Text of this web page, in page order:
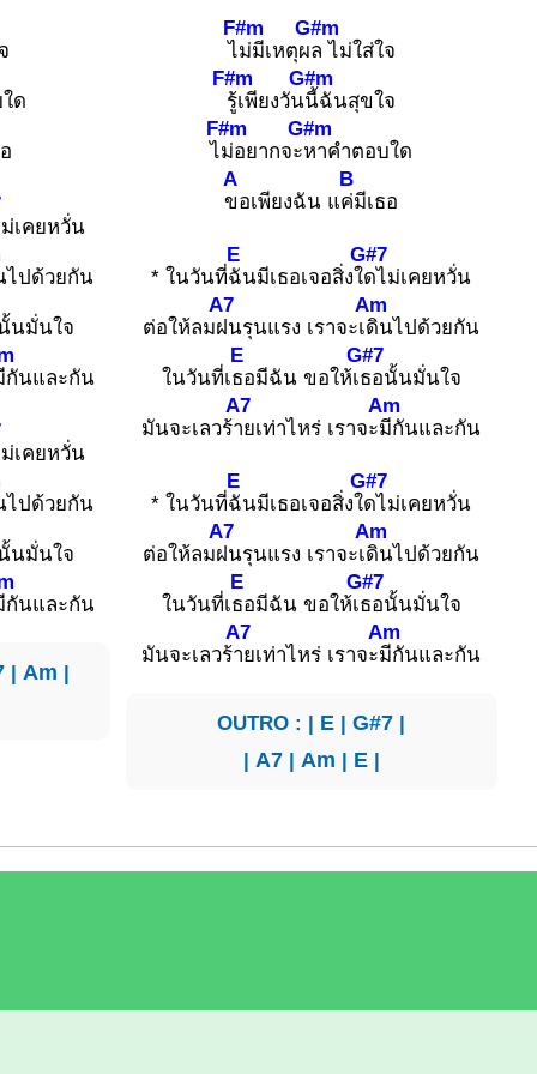
ด
เคยหวั่น
ไปด้วยกัน
นมั่นใจ
กันและกัน
เคยหวั่น
ไปด้วยกัน
นมั่นใจ
กันและกัน
| Am |
ไ
F#m
ม่มีเหตุผ
G#m
ล ไม่ใส่ใจ
F#m
รู้เพียงวัน
G#m
นี้ฉันสุขใจ
ไ
F#m
ม่อยากจะ
G#m
หาคำตอบใด
A
ขอเพียงฉัน แ
B
ค่มีเธอ
* ในวันที่
E
ฉันมีเธอเจอสิ่งใ
G#7
ดไม่เคยหวั่น
ต่อให้ลม
A7
ฝนรุนแรง เราจะเ
Am
ดินไปด้วยกัน
ในวันที่เ
E
ธอมีฉัน ขอให้เ
G#7
ธอนั้นมั่นใจ
มันจะเลวร้
A7
ายเท่าไหร่ เราจะ
Am
มีกันและกัน
* ในวันที่
E
ฉันมีเธอเจอสิ่งใ
G#7
ดไม่เคยหวั่น
ต่อให้ลม
A7
ฝนรุนแรง เราจะเ
Am
ดินไปด้วยกัน
ในวันที่เ
E
ธอมีฉัน ขอให้เ
G#7
ธอนั้นมั่นใจ
มันจะเลวร้
A7
ายเท่าไหร่ เราจะ
Am
มีกันและกัน
OUTRO : | E |G#7 |
| A7| Am | E|